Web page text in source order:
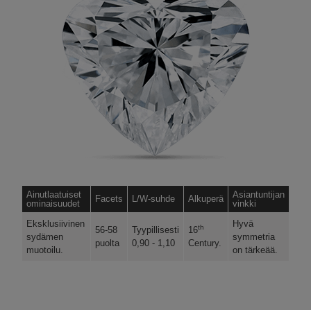
Ainutlaatuiset
ominaisuudet
Facets L/W-suhde Alkuperä
Asiantuntijan
vinkki
Eksklusiivinen
sydämen
muotoilu.
56-58
puolta
Tyypillisesti
0,90 - 1,10
16th
Century.
Hyvä
symmetria
on tärkeää.